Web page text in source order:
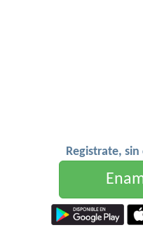
Registrate,